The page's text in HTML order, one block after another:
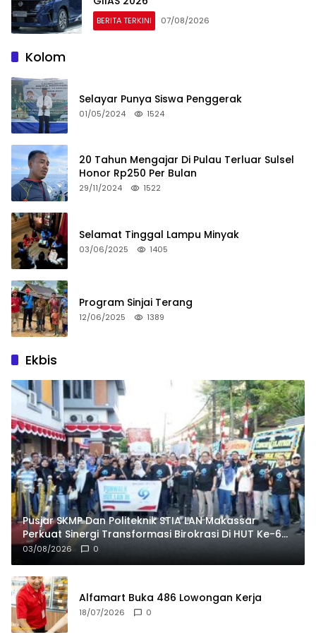
BERITA TERKINI 07/08/2026
Kolom
Selayar Punya Siswa Penggerak
01/05/2024 1524
20 Tahun Mengajar Di Pulau Terluar Sulsel
Honor Rp250 Per Bulan
29/11/2024 1522
Selamat Tinggal Lampu Minyak
03/06/2025 1405
Program Sinjai Terang
12/06/2025 1389
Ekbis
Pusjar SKMP Dan Politeknik STIA LAN Makassar
Perkuat Sinergi Transformasi Birokrasi Di HUT Ke-69
LAN RI
03/08/2026 0
Alfamart Buka 486 Lowongan Kerja
18/07/2026 0